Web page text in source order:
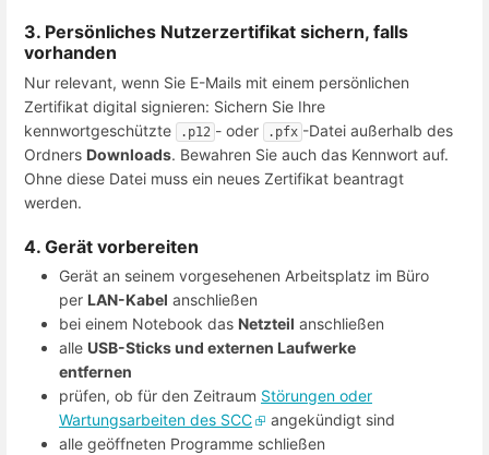
3. Persönliches Nutzerzertifikat sichern, falls
vorhanden
Nur relevant, wenn Sie E-Mails mit einem persönlichen
Zertifikat digital signieren: Sichern Sie Ihre
kennwortgeschützte
.p12 - oder .pfx -Datei außerhalb des
Ordners Downloads. Bewahren Sie auch das Kennwort auf.
Ohne diese Datei muss ein neues Zertifikat beantragt
werden.
4. Gerät vorbereiten
Gerät an seinem vorgesehenen Arbeitsplatz im Büro
per LAN-Kabel anschließen
bei einem Notebook das Netzteil anschließen
alle USB-Sticks und externen Laufwerke
entfernen
prüfen, ob für den Zeitraum Störungen oder
Wartungsarbeiten des SCC
angekündigt sind
alle geöffneten Programme schließen